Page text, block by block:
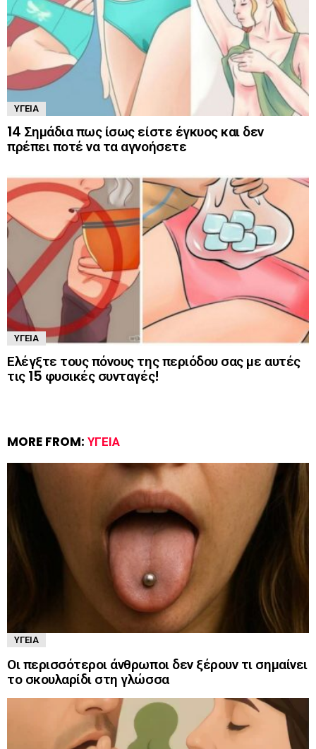
ΥΓΕΊΑ
14 Σημάδια πως ίσως είστε έγκυος και δεν
πρέπει ποτέ να τα αγνοήσετε
ΥΓΕΊΑ
Ελέγξτε τους πόνους της περιόδου σας με αυτές
τις 15 φυσικές συνταγές!
MORE FROM: ΥΓΕΊΑ
ΥΓΕΊΑ
Οι περισσότεροι άνθρωποι δεν ξέρουν τι σημαίνει
το σκουλαρίδι στη γλώσσα